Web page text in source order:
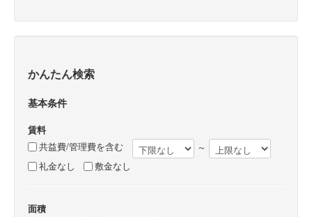
かんたん検索
基本条件
賃料
～
共益費/管理費を含む
礼金なし
敷金なし
面積